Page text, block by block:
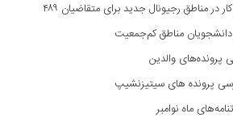
در مناطق رجیونال جدید برای متقاضیان ۴۸۹
مناطق کم‌جمعیت
پرونده‌های والدین
پرونده های سیتیزنشیپ
ماه نوامبر